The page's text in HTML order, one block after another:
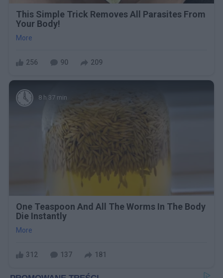
This Simple Trick Removes All Parasites From
Your Body!
More
256 90 209
8 h 37 min
One Teaspoon And All The Worms In The Body
Die Instantly
More
312 137 181